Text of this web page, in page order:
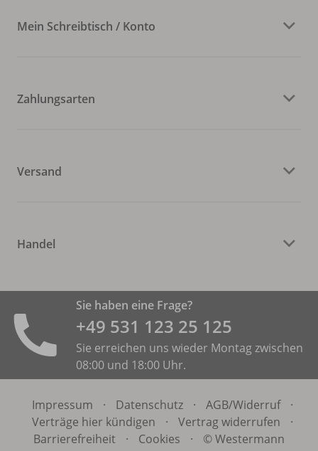
Mein Schreibtisch / Konto
Zahlungsarten
Versand
Handel
Sie haben eine Frage?
+49 531 ­123 25 125
Sie erreichen uns wieder Montag zwischen
08:00 und 18:00 Uhr.
Impressum · Datenschutz · AGB/Widerruf
·
Verträge hier kündigen
· Vertrag widerrufen
·
Barrierefreiheit
· Cookies · © Westermann